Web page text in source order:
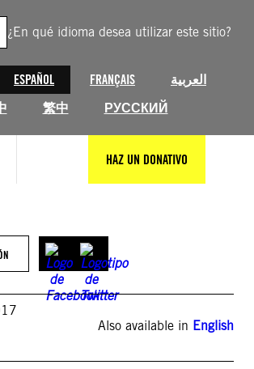
¿En qué idioma desea utilizar este sitio?
ESPAÑOL FRANÇAIS
العربية
繁中 РУССКИЙ
HAZ UN DONATIVO
Also available in English